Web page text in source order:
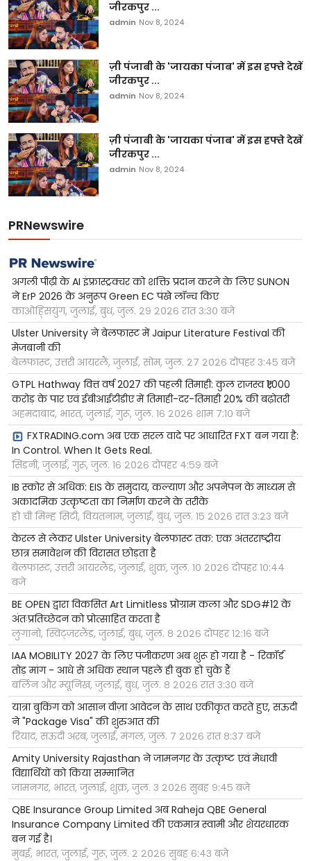
जीरकपुर ...
admin Nov 8, 2024
ज़ी पंजाबी के 'जायका पंजाब' में इस हफ्ते देखें
जीरकपुर ...
admin Nov 8, 2024
ज़ी पंजाबी के 'जायका पंजाब' में इस हफ्ते देखें
जीरकपुर ...
admin Nov 8, 2024
PRNewswire
अगली पीढ़ी के AI इंफ्रास्ट्रक्चर को शक्ति प्रदान करने के लिए SUNON
ने ErP 2026 के अनुरूप Green EC पंखे लॉन्च किए
काओह्सियुंग, जुलाई, बुध, जुल. २९ २०२६ रात ३:३० बजे
Ulster University ने बेलफास्ट में Jaipur Literature Festival की
मेजबानी की
बेलफास्ट, उत्तरी आयरलैं, जुलाई, सोम, जुल. २७ २०२६ दोपहर ३:४५ बजे
GTPL Hathway वित्त वर्ष 2027 की पहली तिमाही: कुल राजस्व ₹1,000
करोड़ के पार एवं ईबीआईटीडीए में तिमाही-दर-तिमाही 20% की बढ़ोतरी
अहमदाबाद, भारत, जुलाई, गुरू, जुल. १६ २०२६ शाम ७:१० बजे
FXTRADING.com अब एक सरल वादे पर आधारित FXT बन गया है:
In Control. When It Gets Real.
सिडनी, जुलाई, गुरू, जुल. १६ २०२६ दोपहर ४:५९ बजे
IB स्कोर से अधिक: EIS के समुदाय, कल्याण और अपनेपन के माध्यम से
अकादमिक उत्कृष्टता का निर्माण करने के तरीके
हो ची मिन्ह सिटी, वियतनाम, जुलाई, बुध, जुल. १५ २०२६ रात ३:२३ बजे
केरल से लेकर Ulster University बेलफास्ट तक: एक अंतरराष्ट्रीय
छात्र समावेशन की विरासत छोड़ता है
बेलफास्ट, उत्तरी आयरलैंड, जुलाई, शुक्र, जुल. १० २०२६ दोपहर १०:४४
बजे
BE OPEN द्वारा विकसित Art Limitless प्रोग्राम कला और SDG#12 के
अंतःप्रतिच्छेदन को प्रोत्साहित करता है
लुगानो, स्विट्जरलैंड, जुलाई, बुध, जुल. ८ २०२६ दोपहर १२:१६ बजे
IAA MOBILITY 2027 के लिए पंजीकरण अब शुरू हो गया है - रिकॉर्ड
तोड़ मांग - आधे से अधिक स्थान पहले ही बुक हो चुके हैं
बर्लिन और म्यूनिख, जुलाई, बुध, जुल. ८ २०२६ रात ३:३० बजे
यात्रा बुकिंग को आसान वीज़ा आवेदन के साथ एकीकृत करते हुए, सऊदी
ने "Package Visa" की शुरुआत की
रियाद, सऊदी अरब, जुलाई, मंगल, जुल. ७ २०२६ रात ८:३७ बजे
Amity University Rajasthan ने जामनगर के उत्कृष्ट एवं मेधावी
विद्यार्थियों को किया सम्मानित
जामनगर, भारत, जुलाई, शुक्र, जुल. ३ २०२६ सुबह ९:४५ बजे
QBE Insurance Group Limited अब Raheja QBE General
Insurance Company Limited की एकमात्र स्वामी और शेयरधारक
बन गई है।
मुंबई, भारत, जुलाई, गुरू, जुल. २ २०२६ सुबह ६:४३ बजे